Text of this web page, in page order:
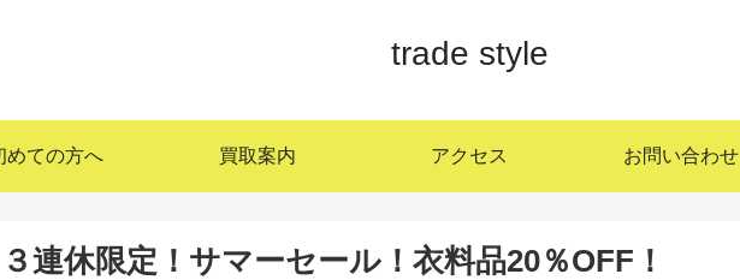
trade style
めての方へ 買取案内 アクセス お問い合わせ
３連休限定！サマーセール！衣料品20％OFF！